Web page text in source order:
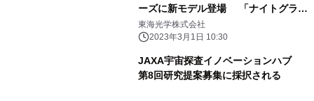
ーズに新モデル登場 「ナイトグラス
Free(フリー)」が3月1日より発売
東海光学株式会社
2023年3月1日 10:30
JAXA宇宙探査イノベーションハブ
第8回研究提案募集に採択される